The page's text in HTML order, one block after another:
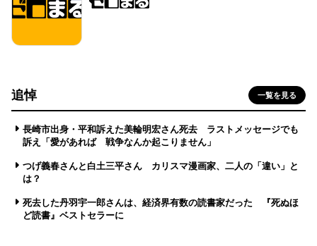
追悼 一覧を見る
長崎市出身・平和訴えた美輪明宏さん死去 ラストメッセージでも
訴え「愛があれば 戦争なんか起こりません」
つげ義春さんと白土三平さん カリスマ漫画家、二人の「違い」と
は？
死去した丹羽宇一郎さんは、経済界有数の読書家だった 『死ぬほ
ど読書』ベストセラーに